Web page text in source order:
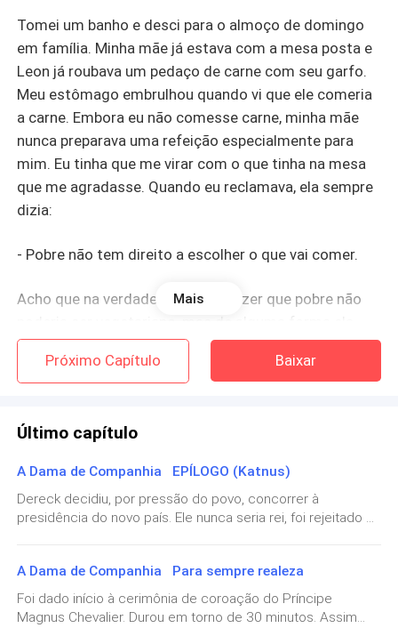
Tomei um banho e desci para o almoço de domingo
em família. Minha mãe já estava com a mesa posta e
Leon já roubava um pedaço de carne com seu garfo.
Meu estômago embrulhou quando vi que ele comeria
a carne. Embora eu não comesse carne, minha mãe
nunca preparava uma refeição especialmente para
mim. Eu tinha que me virar com o que tinha na mesa
que me agradasse. Quando eu reclamava, ela sempre
dizia:
- Pobre não tem direito a escolher o que vai comer.
Acho que na verdade ela queria dizer que pobre não
poderia ser vegetariano, mas de alguma forma ela
não queria me magoar. Sim, ela não fazia nada que eu
realmente gostasse de comer, mas ainda assim se
realidade da vida.
Sentei-me à mesa e avistei uma salada apetitosa.
Servi acompanhada de arroz branco. Minha mãe
preparou um prato de comida para meu pai e depois
conseguisse finalmente sentar para poder se
alimentar.
Mais
Próximo Capítulo Baixar
Último capítulo
A Dama de Companhia EPÍLOGO (Katnus)
Dereck decidiu, por pressão do povo, concorrer à
presidência do novo país. Ele nunca seria rei, foi rejeitado a
politicamente correto teria chances legais e iguais de
concorrer junto de outros candidatos. Ele quis Dom para
vice. Esta foi a parte difícil. Dom, líder rebelde e anti
monarquista a vida inteira, jamais quis um cargo. Alegava
A Dama de Companhia Para sempre realeza
Foi dado início à cerimônia de coroação do Príncipe
Magnus Chevalier. Durou em torno de 30 minutos. Assim